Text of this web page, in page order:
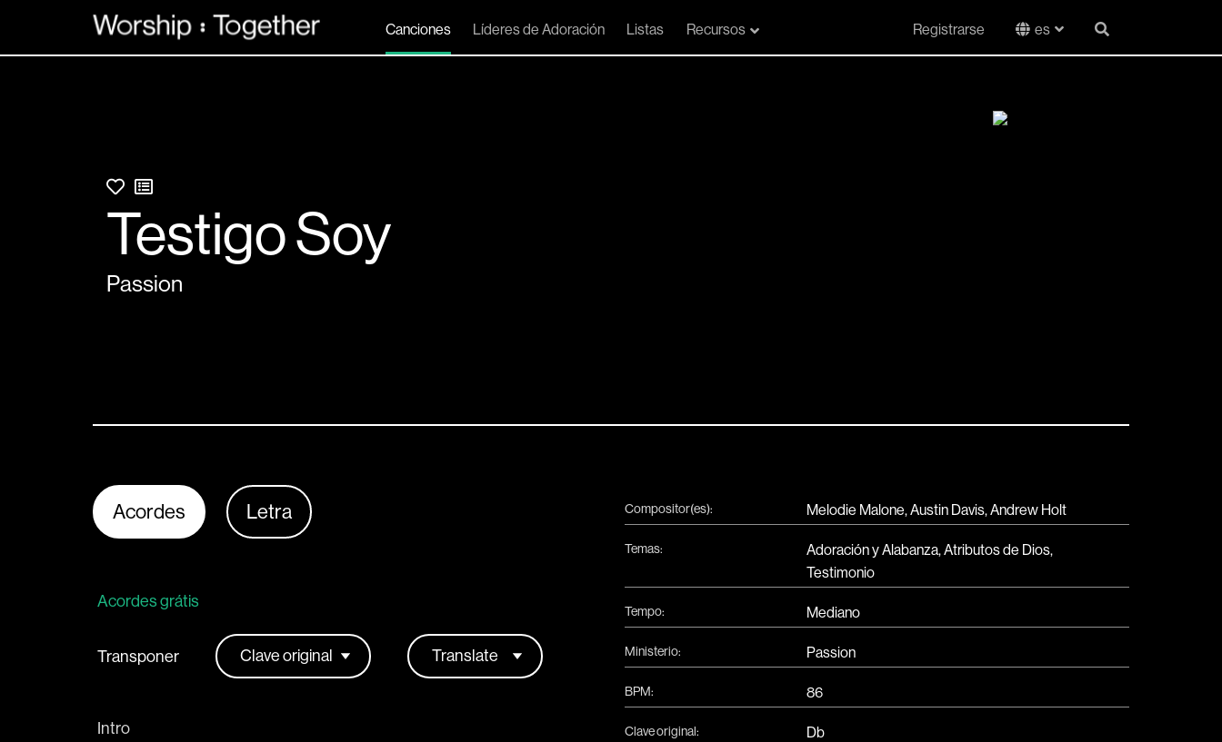
Canciones Líderes de Adoración Listas Recursos Registrarse es
Testigo Soy
Passion
Acordes Letra
Acordes grátis
Transponer
Intro
Compositor(es): Melodie Malone, Austin Davis, Andrew Holt
Temas:
Adoración y Alabanza, Atributos de Dios,
Testimonio
Tempo: Mediano
Ministerio: Passion
BPM: 86
Clave original: Db